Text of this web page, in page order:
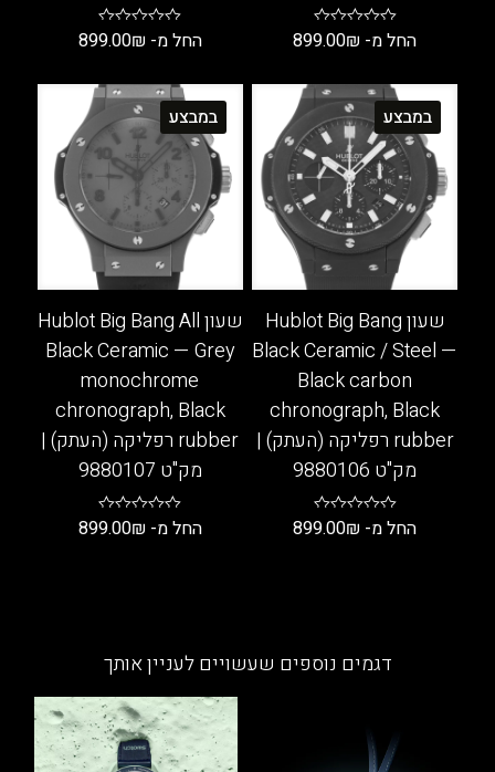
החל מ- 899.00₪
זה
יש
מספר
סוגים.
ניתן
לבחור
את
האפשרויות
בעמוד
המוצר
החל מ- 899.00₪
זה
יש
מספר
סוגים.
ניתן
לבחור
את
האפשרויות
בעמוד
המוצר
במבצע
שעון Hublot Big Bang
Black Ceramic / Steel —
Black carbon
chronograph, Black
rubber רפליקה (העתק) |
מק"ט 9880106
החל מ- 899.00₪
סוגים.
במבצע
שעון Hublot Big Bang All
Black Ceramic — Grey
monochrome
chronograph, Black
rubber רפליקה (העתק) |
מק"ט 9880107
החל מ- 899.00₪
סוגים.
ניתן
לבחור
את
דגמים נוספים שעשויים לעניין אותך